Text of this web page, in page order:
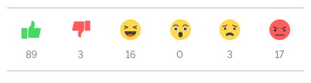
89 3 16 0 3 17